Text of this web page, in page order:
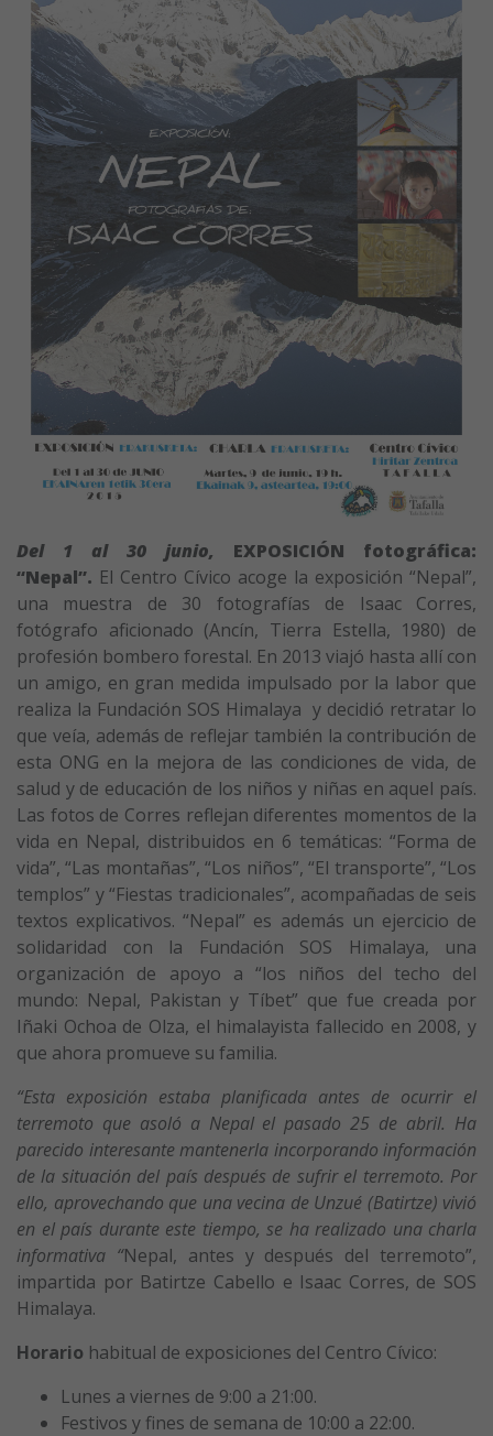
Del 1 al 30 junio,
EXPOSICIÓN fotográfica:
“Nepal”. El Centro Cívico acoge la exposición “Nepal”,
una muestra de 30 fotografías de Isaac Corres,
fotógrafo aficionado (Ancín, Tierra Estella, 1980) de
profesión bombero forestal. En 2013 viajó hasta allí con
un amigo, en gran medida impulsado por la labor que
realiza la Fundación SOS Himalaya y decidió retratar lo
que veía, además de reflejar también la contribución de
esta ONG en la mejora de las condiciones de vida, de
salud y de educación de los niños y niñas en aquel país.
Las fotos de Corres reflejan diferentes momentos de la
vida en Nepal, distribuidos en 6 temáticas: “Forma de
vida”, “Las montañas”, “Los niños”, “El transporte”, “Los
templos” y “Fiestas tradicionales”, acompañadas de seis
textos explicativos. “Nepal” es además un ejercicio de
solidaridad con la Fundación SOS Himalaya, una
organización de apoyo a “los niños del techo del
mundo: Nepal, Pakistan y Tíbet” que fue creada por
Iñaki Ochoa de Olza, el himalayista fallecido en 2008, y
que ahora promueve su familia.
“Esta exposición estaba planificada antes de ocurrir el
terremoto que asoló a Nepal el pasado 25 de abril. Ha
parecido interesante mantenerla incorporando información
de la situación del país después de sufrir el terremoto. Por
ello, aprovechando que una vecina de Unzué (Batirtze) vivió
en el país durante este tiempo, se ha realizado una charla
informativa “Nepal, antes y después del terremoto”,
impartida por Batirtze Cabello e Isaac Corres, de SOS
Himalaya.
Horario habitual de exposiciones del Centro Cívico:
Lunes a viernes de 9:00 a 21:00.
Festivos y fines de semana de 10:00 a 22:00.